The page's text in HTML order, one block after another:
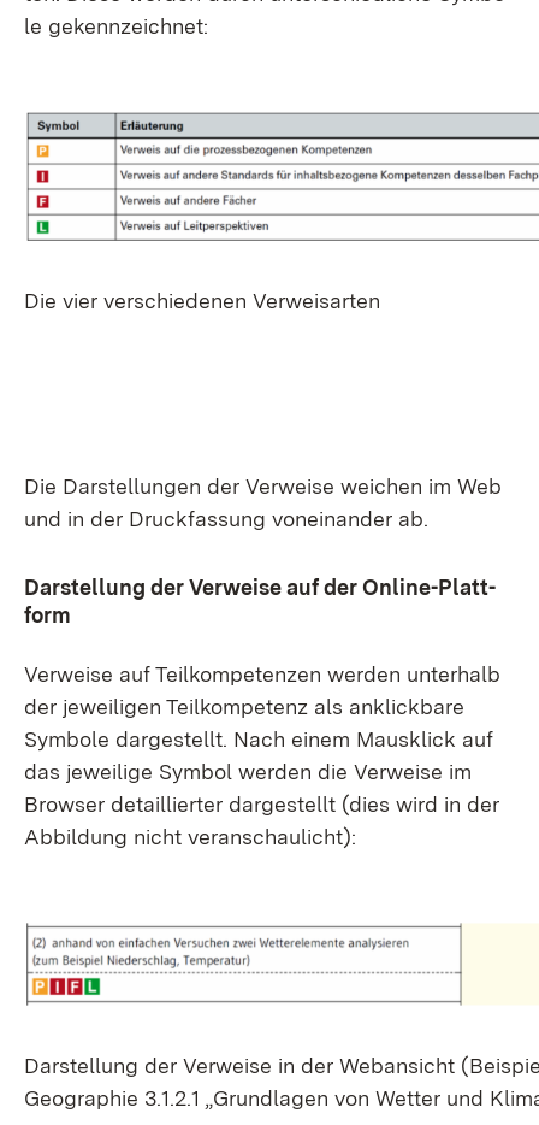
le ge­kenn­zeich­net:
Die vier ver­schie­de­nen Ver­weis­ar­ten
Die Dar­stel­lun­gen der Ver­wei­se wei­chen im Web
und in der Druck­fas­sung von­ein­an­der ab.
Dar­stel­lung der Ver­wei­se auf der On­line-Platt­
form
Ver­wei­se auf Teil­kom­pe­ten­zen wer­den un­ter­halb
der je­wei­li­gen Teil­kom­pe­tenz als an­klick­ba­re
Sym­bo­le dar­ge­stellt. Nach ei­nem Maus­klick auf
das je­wei­li­ge Sym­bol wer­den die Ver­wei­se im
Brow­ser de­tail­lier­ter dar­ge­stellt (dies wird in der
Ab­bil­dung nicht ver­an­schau­licht):
Dar­stel­lung der Ver­wei­se in der Web­an­sicht
Geo­gra­phie 3.1.2.1 „Grund­la­gen von Wet­ter und